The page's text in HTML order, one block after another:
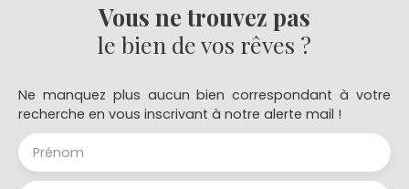
Vous ne trouvez pas
le bien de vos rêves ?
Ne manquez plus aucun bien correspondant à votre
recherche en vous inscrivant à notre alerte mail !
Prénom